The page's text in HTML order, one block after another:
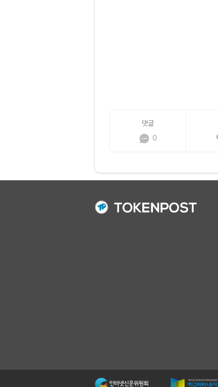
댓글
0